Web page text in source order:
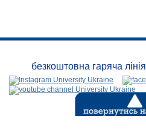
безкоштовна гаряча лінія
Про
заклад